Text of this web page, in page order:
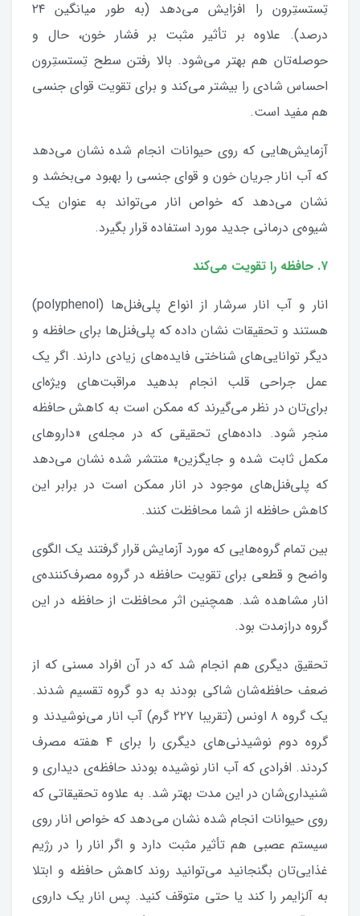
تِستستِرون را افزایش می‌دهد (به طور میانگین ۲۴
درصد). علاوه بر تأثیر مثبت بر فشار خون، حال و
حوصله‌تان هم بهتر می‌شود. بالا رفتن سطح تِستستِرون
احساس شادی را بیشتر می‌کند و برای تقویت قوای جنسی
هم مفید است.
آزمایش‌هایی که روی حیوانات انجام شده نشان می‌دهد
که آب انار جریان خون و قوای جنسی را بهبود می‌بخشد و
نشان می‌دهد که خواص انار می‌تواند به عنوان یک
شیوه‌ی درمانی جدید مورد استفاده قرار بگیرد.
۷. حافظه را تقویت می‌کند
انار و آب‌ انار سرشار از انواع پلی‌فنل‌ها (polyphenol)
هستند و تحقیقات نشان داده که پلی‌فنل‌ها برای حافظه و
دیگر توانایی‌های شناختی فایده‌های زیادی دارند. اگر یک
عمل جراحی قلب انجام بدهید مراقبت‌های ویژه‌ای
برای‌تان در نظر می‌گیرند که ممکن است به کاهش حافظه
منجر شود. داده‌های تحقیقی که در مجله‌ی «داروهای
مکمل ثابت شده و جایگزین» منتشر شده نشان می‌دهد
که پلی‌فنل‌های موجود در انار ممکن است در برابر این
کاهش حافظه از شما محافظت کنند.
بین تمام گروه‌هایی که مورد آزمایش قرار گرفتند یک الگوی
واضح و قطعی برای تقویت حافظه در گروه مصرف‌کننده‌ی
انار مشاهده شد. همچنین اثر محافظت از حافظه در این
گروه دراز‌مدت بود.
تحقیق دیگری هم انجام شد که در آن افراد مسنی که از
ضعف حافظه‌شان شاکی بودند به دو گروه تقسیم شدند.
یک گروه ۸ اونس (تقریبا ۲۲۷ گرم) آب‌ انار می‌نوشیدند و
گروه دوم نوشیدنی‌های دیگری را برای ۴ هفته مصرف
کردند. افرادی که آب‌ انار نوشیده بودند حافظه‌ی دیداری و
شنیداری‌شان در این مدت بهتر شد. به علاوه تحقیقاتی که
روی حیوانات انجام شده نشان می‌دهد که خواص انار روی
سیستم عصبی هم تأثیر مثبت دارد و اگر انار را در رژیم
غذایی‌تان بگنجانید می‌توانید روند کاهش حافظه و ابتلا
به آلزایمر را کند یا حتی متوقف کنید. پس انار یک داروی